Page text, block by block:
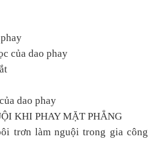
của dao phay
dao phay
KHI PHAY MẶT PHẲNG
trơn làm nguội trong gia công